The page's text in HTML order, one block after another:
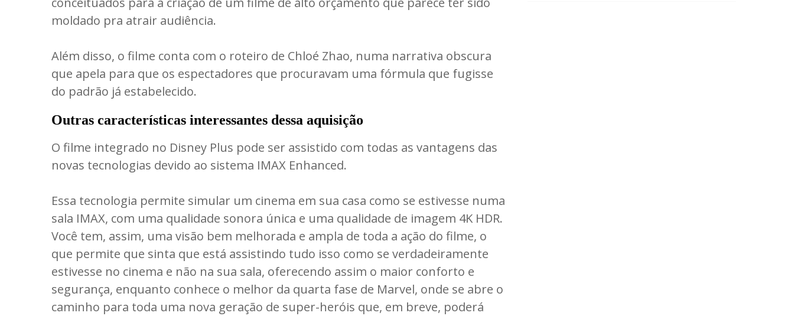
moldado pra atrair audiência.
Além disso, o filme conta com o roteiro de Chloé Zhao, numa narrativa obscura
que apela para que os espectadores que procuravam uma fórmula que fugisse
do padrão já estabelecido.
Outras características interessantes dessa aquisição
O filme integrado no Disney Plus pode ser assistido com todas as vantagens das
novas tecnologias devido ao sistema IMAX Enhanced.
Essa tecnologia permite simular um cinema em sua casa como se estivesse numa
sala IMAX, com uma qualidade sonora única e uma qualidade de imagem 4K HDR.
Você tem, assim, uma visão bem melhorada e ampla de toda a ação do filme, o
que permite que sinta que está assistindo tudo isso como se verdadeiramente
estivesse no cinema e não na sua sala, oferecendo assim o maior conforto e
segurança, enquanto conhece o melhor da quarta fase de Marvel, onde se abre o
caminho para toda uma nova geração de super-heróis que, em breve, poderá